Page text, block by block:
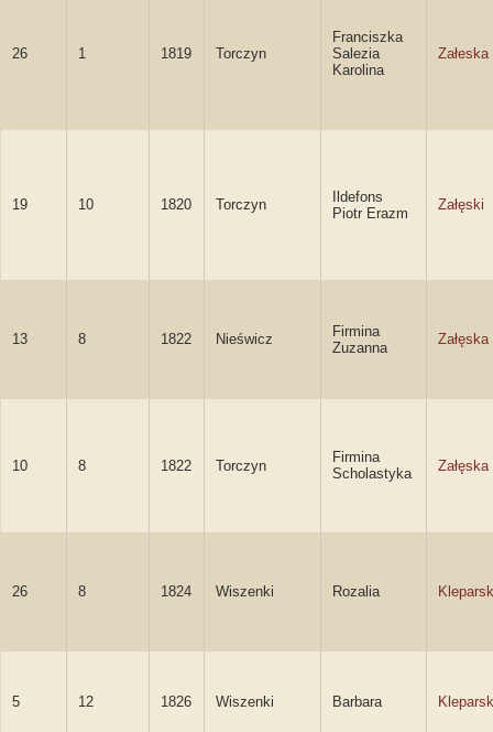
26 1 1819 Torczyn
Franciszka
Salezia
Karolina
Załeska
19 10 1820 Torczyn
Ildefons
Piotr Erazm
Załęski
13 8 1822 Nieświcz
Firmina
Zuzanna
Załęska
10 8 1822 Torczyn
Firmina
Scholastyka
Załęska
26 8 1824 Wiszenki Rozalia
5 12 1826 Wiszenki Barbara